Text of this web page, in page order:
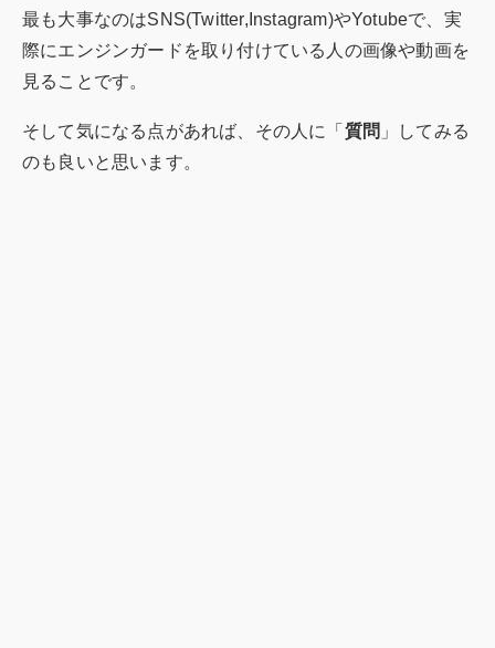
最も大事なのはSNS(Twitter,Instagram)やYotubeで、実
際にエンジンガードを取り付けている人の画像や動画を
見ることです。
そして気になる点があれば、その人に「 質問 」してみる
のも良いと思います。